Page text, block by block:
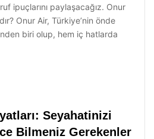
ipuçlarını paylaşacağız. Onur
Onur Air, Türkiye’nin önde
biri olup, hem iç hatlarda
Seyahatinizi
Bilmeniz Gerekenler